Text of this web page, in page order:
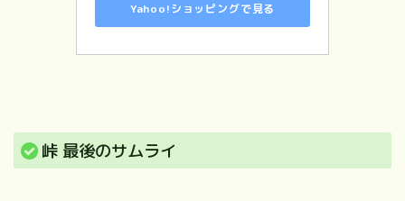
Yahoo!ショッピングで見る
峠 最後のサムライ